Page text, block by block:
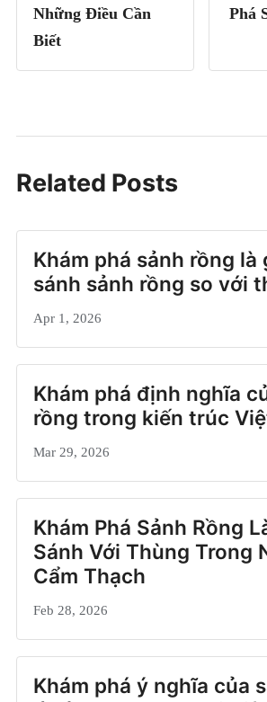
Những Điều Cần
Biết
Phá
Related Posts
Khám phá sảnh rồng là
sánh sảnh rồng so với
Apr 1, 2026
Khám phá định nghĩa
rồng trong kiến trúc
Mar 29, 2026
Khám Phá Sảnh Rồng
Sánh Với Thùng Trong
Cẩm Thạch
Feb 28, 2026
Khám phá ý nghĩa của